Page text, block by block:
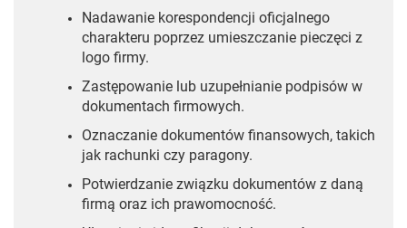
Nadawanie korespondencji oficjalnego
charakteru poprzez umieszczanie pieczęci z
logo firmy.
Zastępowanie lub uzupełnianie podpisów w
dokumentach firmowych.
Oznaczanie dokumentów finansowych, takich
jak rachunki czy paragony.
Potwierdzanie związku dokumentów z daną
firmą oraz ich prawomocność.